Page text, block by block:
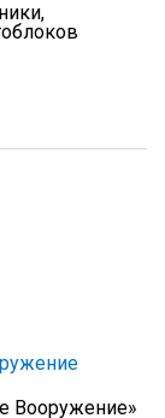
Вооружение»